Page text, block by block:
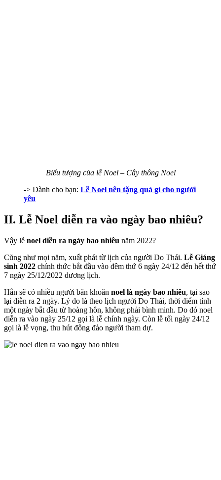
Biểu tượng của lễ Noel – Cây thông Noel
-> Dành cho bạn: Lễ Noel nên tặng quà gì cho người
yêu
II. Lễ Noel diễn ra vào ngày bao nhiêu?
Vậy lễ noel diễn ra ngày bao nhiêu năm 2022?
Cũng như mọi năm, xuất phát từ lịch của người Do Thái. Lễ Giáng
sinh 2022 chính thức bắt đầu vào đêm thứ 6 ngày 24/12 đến hết thứ
7 ngày 25/12/2022 dương lịch.
Hẳn sẽ có nhiều người băn khoăn noel là ngày bao nhiêu, tại sao
lại diễn ra 2 ngày. Lý do là theo lịch người Do Thái, thời điểm tính
một ngày bắt đầu từ hoàng hôn, không phải bình minh. Do đó noel
diễn ra vào ngày 25/12 gọi là lễ chính ngày. Còn lễ tối ngày 24/12
gọi là lễ vọng, thu hút đông đảo người tham dự.